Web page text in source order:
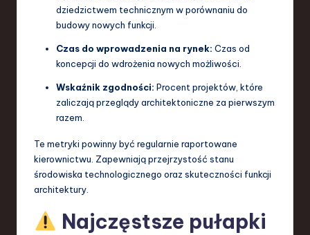
dziedzictwem technicznym w porównaniu do
budowy nowych funkcji.
Czas do wprowadzenia na rynek: Czas od
koncepcji do wdrożenia nowych możliwości.
Wskaźnik zgodności: Procent projektów, które
zaliczają przeglądy architektoniczne za pierwszym
razem.
Te metryki powinny być regularnie raportowane
kierownictwu. Zapewniają przejrzystość stanu
środowiska technologicznego oraz skuteczności funkcji
architektury.
Najczęstsze pułapki